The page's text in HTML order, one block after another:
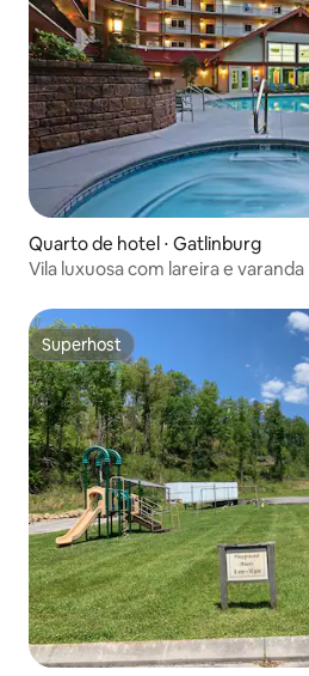
Quarto de hotel ⋅ Gatlinburg
Vila luxuosa com lareira e varanda
Superhost
Superhost